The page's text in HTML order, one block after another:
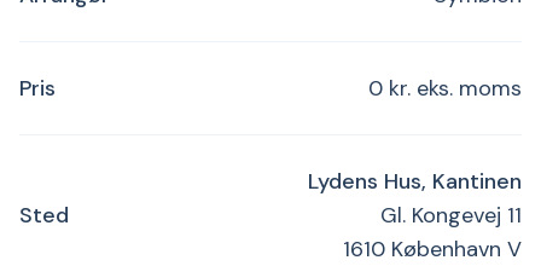
Pris 0 kr. eks. moms
Sted
Lydens Hus, Kantinen
Gl. Kongevej 11
1610 København V